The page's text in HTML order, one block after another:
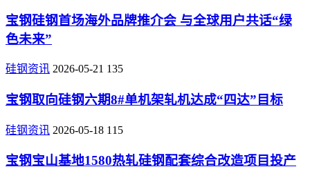
宝钢硅钢首场海外品牌推介会 与全球用户共话“绿
色未来”
硅钢资讯 2026-05-21 135
宝钢取向硅钢六期8#单机架轧机达成“四达”目标
硅钢资讯 2026-05-18 115
宝钢宝山基地1580热轧硅钢配套综合改造项目投产